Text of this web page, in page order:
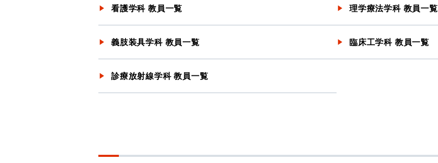
看護学科 教員一覧 理学療法学科 教員一覧
義肢装具学科 教員一覧 臨床工学科 教員一覧
診療放射線学科 教員一覧